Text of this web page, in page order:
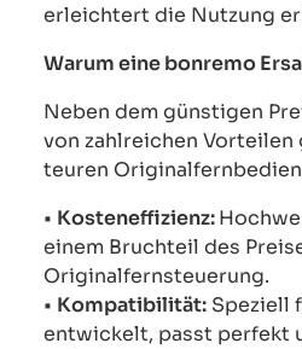
erleichtert die Nutzung
Warum eine bonremo
Neben dem günstigen
von zahlreichen Vorteilen
teuren
• Kosteneffizienz:
einem Bruchteil des
Originalfernsteuerung.
• Kompatibilität: Speziell
entwickelt, passt perfekt